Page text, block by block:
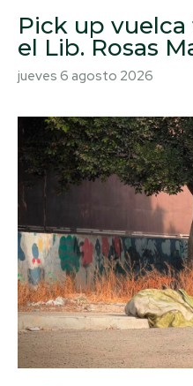
Pick up vuelca
el Lib. Rosas
jueves 6 agosto 2026